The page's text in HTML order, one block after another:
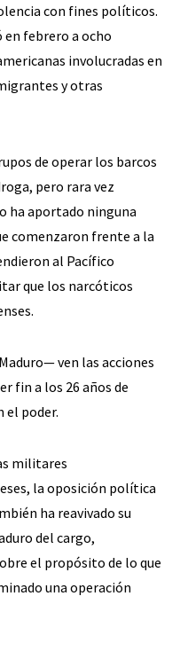
con fines políticos.
febrero a ocho
involucradas en
y otras
de operar los barcos
pero rara vez
ha aportado ninguna
comenzaron frente a la
al Pacífico
que los narcóticos
ven las acciones
fin a los 26 años de
poder.
militares
la oposición política
ha reavivado su
del cargo,
el propósito de lo que
una operación